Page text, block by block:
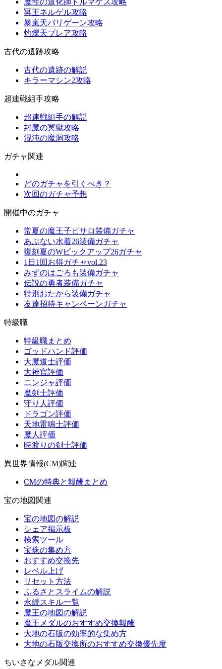
魔性の道化師ドルマゲス攻略
冥王ネルゲル攻略
暴嵐天バリゲーン攻略
灼爍天ブレア攻略
古代の遺跡攻略
古代の遺跡の解説
キラーマシン2攻略
超連戦組手攻略
超連戦組手の解説
封魔の冥獄攻略
混沌の魔洞攻略
ガチャ関連
どのガチャを引くべき？
次回のガチャ予想
開催中のガチャ
常夏の魔王子ピサロ装備ガチャ
あぶない水着26装備ガチャ
復刻夏のWピックアップ26ガチャ
1日1回お得ガチャvol.23
みずのはごろも装備ガチャ
伝説の勇者装備ガチャ
特別おたから装備ガチャ
友達招待キャンペーンガチャ
特級職
特級職まとめ
ゴッドハンド評価
大魔道士評価
大神官評価
ニンジャ評価
魔剣士評価
守り人評価
ドラゴン評価
天地雷鳴士評価
魔人評価
時渡りの剣士評価
異世界情報(CM)関連
CMの特典と報酬まとめ
宝の地図関連
宝の地図の解説
シェア掲示板
検索ツール
宝珠の集め方
おすすめ交換先
レベル上げ
リセット方法
ふるさとスライムの解説
永続スキル一覧
魔王の地図の解説
魔王メダルのおすすめ交換報酬
大地の石版の効率的な集め方
大地の石版交換所のおすすめ交換優先度
ちいさなメダル関連